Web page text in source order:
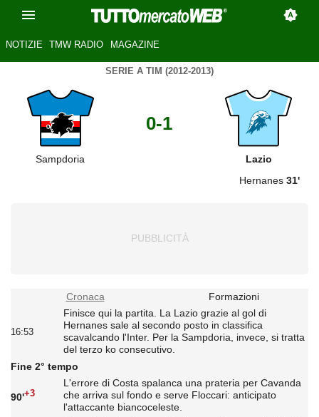
NOTIZIE TMW RADIO MAGAZINE
SERIE A TIM (2012-2013)
Sampdoria
0-1
Lazio
Hernanes 31'
Cronaca Formazioni
16:53
Finisce qui la partita. La Lazio grazie al gol di
Hernanes sale al secondo posto in classifica
scavalcando l'Inter. Per la Sampdoria, invece, si tratta
del terzo ko consecutivo.
Fine 2° tempo
90'+3
L'errore di Costa spalanca una prateria per Cavanda
che arriva sul fondo e serve Floccari: anticipato
l'attaccante biancoceleste.